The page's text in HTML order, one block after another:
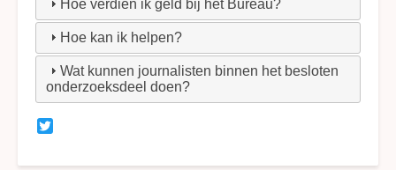
Hoe verdien ik geld bij het Bureau?
Hoe kan ik helpen?
Wat kunnen journalisten binnen het besloten
onderzoeksdeel doen?